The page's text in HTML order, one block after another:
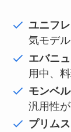
ユニフ
気モデル
エバニ
用中、
モンベ
汎用性
プリム